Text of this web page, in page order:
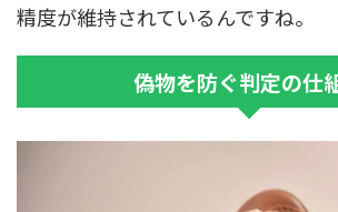
精度が維持されているんですね。
偽物を防ぐ判定の仕